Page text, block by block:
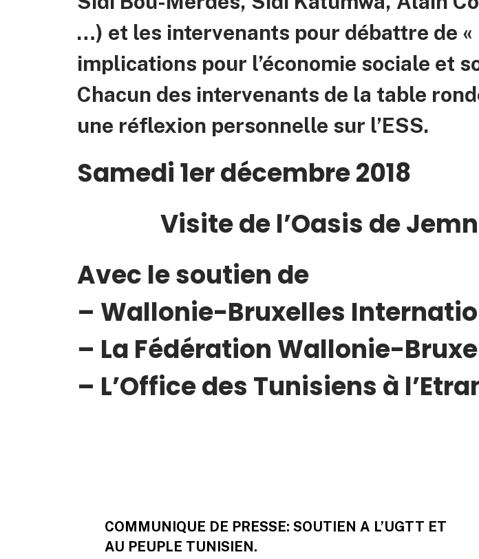
…) et les intervenants pour débattre de «
implications pour l’économie sociale et
Chacun des intervenants de la table
une réflexion personnelle sur l’ESS.
Samedi 1er décembre 2018
Visite de l’Oasis de
Avec le soutien de
– Wallonie-Bruxelles
– La Fédération Wallonie-
– L’Office des Tunisiens à
Navigation
COMMUNIQUE DE PRESSE: SOUTIEN A L’UGTT ET
AU PEUPLE TUNISIEN.